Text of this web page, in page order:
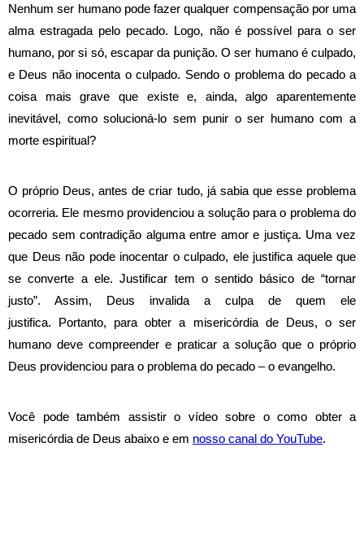
Nenhum ser humano pode fazer qualquer compensação por uma
alma estragada pelo pecado. Logo, não é possível para o ser
humano, por si só, escapar da punição. O ser humano é culpado,
e Deus não inocenta o culpado. Sendo o problema do pecado a
coisa mais grave que existe e, ainda, algo aparentemente
inevitável, como solucioná-lo sem punir o ser humano com a
morte espiritual?
O próprio Deus, antes de criar tudo, já sabia que esse problema
ocorreria. Ele mesmo providenciou a solução para o problema do
pecado sem contradição alguma entre amor e justiça. Uma vez
que Deus não pode inocentar o culpado, ele justifica aquele que
se converte a ele. Justificar tem o sentido básico de “tornar
justo”. Assim, Deus invalida a culpa de quem ele
justifica. Portanto, para obter a misericórdia de Deus, o ser
humano deve compreender e praticar a solução que o próprio
Deus providenciou para o problema do pecado – o evangelho.
Você pode também assistir o vídeo sobre o como obter a
misericórdia de Deus abaixo e em nosso canal do YouTube.